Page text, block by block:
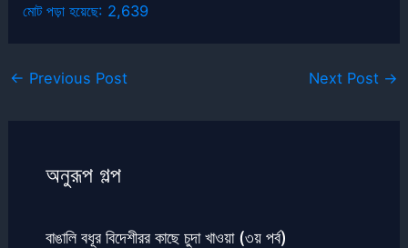
মোট পড়া হয়েছে: 2,639
← Previous Post Next Post →
অনুরূপ গল্প
বাঙালি বধূর বিদেশীরর কাছে চুদা খাওয়া (৩য় পর্ব)